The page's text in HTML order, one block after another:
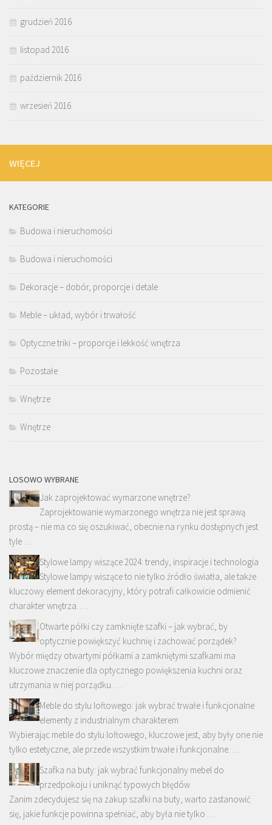
grudzień 2016
listopad 2016
październik 2016
wrzesień 2016
WIĘCEJ
KATEGORIE
Budowa i nieruchomości
Budowa i nieruchomości
Dekoracje – dobór, proporcje i detale
Meble – układ, wybór i trwałość
Optyczne triki – proporcje i lekkość wnętrza
Pozostałe
Wnętrze
Wnętrze
LOSOWO WYBRANE
Jak zaprojektować wymarzone wnętrze?
Zaprojektowanie wymarzonego wnętrza nie jest sprawą
prostą – nie ma co się oszukiwać, obecnie na rynku dostępnych jest
tyle …
Stylowe lampy wiszące 2024: trendy, inspiracje i technologia
Stylowe lampy wiszące to nie tylko źródło światła, ale także
kluczowy element dekoracyjny, który potrafi całkowicie odmienić
charakter wnętrza. …
Otwarte półki czy zamknięte szafki – jak wybrać, by
optycznie powiększyć kuchnię i zachować porządek?
Wybór między otwartymi półkami a zamkniętymi szafkami ma
kluczowe znaczenie dla optycznego powiększenia kuchni oraz
utrzymania w niej porządku. …
Meble do stylu loftowego: jak wybrać trwałe i funkcjonalne
elementy z industrialnym charakterem
Wybierając meble do stylu loftowego, kluczowe jest, aby były one nie
tylko estetyczne, ale przede wszystkim trwałe i funkcjonalne. …
Szafka na buty: jak wybrać funkcjonalny mebel do
przedpokoju i uniknąć typowych błędów
Zanim zdecydujesz się na zakup szafki na buty, warto zastanowić
się, jakie funkcje powinna spełniać, aby była nie tylko …